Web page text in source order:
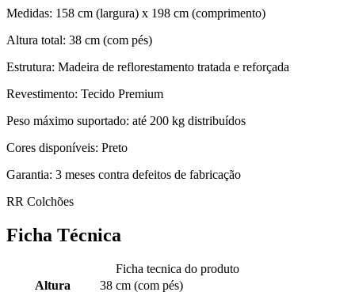
Medidas: 158 cm (largura) x 198 cm (comprimento)
Altura total: 38 cm (com pés)
Estrutura: Madeira de reflorestamento tratada e reforçada
Revestimento: Tecido Premium
Peso máximo suportado: até 200 kg distribuídos
Cores disponíveis: Preto
Garantia: 3 meses contra defeitos de fabricação
RR Colchões
Ficha Técnica
Ficha tecnica do produto
Altura
38 cm (com pés)